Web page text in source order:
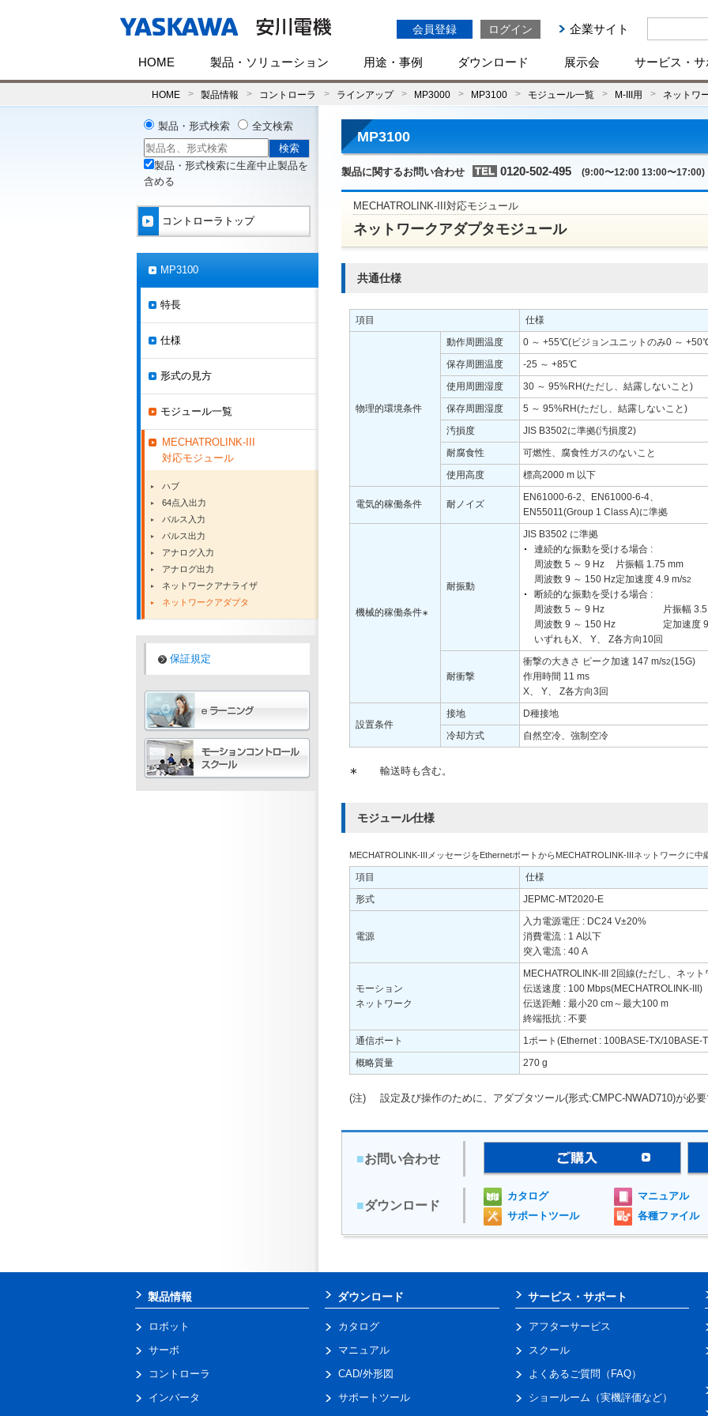
会員登録 ログイン 企業サイト
HOME 製品・ソリューション 用途・事例 ダウンロード 展示会 サービス・サ
HOME 製品情報 コントローラ ラインアップ MP3000 MP3100 モジュール一覧 M-III用 ネットワ
MP3100
製品に関するお問い合わせ 0120-502-495 (9:00〜12:00 13:00〜17:00)
MECHATROLINK-III対応モジュール
ネットワークアダプタモジュール
共通仕様
項目 仕様
物理的環境条件
動作周囲温度
0 ～ +55℃(ビジョンユニットのみ0 ～
保存周囲温度
-25 ～ +85℃
使用周囲湿度
30 ～ 95%RH(ただし、結露しないこと)
保存周囲湿度
5 ～ 95%RH(ただし、結露しないこと)
汚損度
JIS B3502に準拠(汚損度2)
耐腐食性
可燃性、腐食性ガスのないこと
使用高度
標高2000 m 以下
電気的稼働条件 耐ノイズ
EN61000-6-2、EN61000-6-4、
EN55011(Group 1 Class A)に準拠
機械的稼働条件∗
耐振動
JIS B3502 に準拠
連続的な振動を受ける場合 :
周波数 5 ～ 9 Hz
片振幅 1.75 mm
周波数 9 ～ 150 Hz定加速度 4.9 m/s2
断続的な振動を受ける場合 :
周波数 5 ～ 9 Hz
片振幅
周波数 9 ～ 150 Hz
定加速度
いずれもX、 Y、 Z各方向10回
耐衝撃
衝撃の大きさ ピーク加速 147 m/s2(15G)
作用時間 11 ms
X、 Y、 Z各方向3回
設置条件
接地
D種接地
冷却方式
自然空冷、強制空冷
∗ 輸送時も含む。
モジュール仕様
MECHATROLINK-IIIメッセージをEthernetポートからMECHATROLINK-IIIネットワークに中
項目
仕様
形式
JEPMC-MT2020-E
電源
入力電源電圧 : DC24 V±20%
消費電流 : 1 A以下
突入電流 : 40 A
モーション
ネットワーク
MECHATROLINK-III 2回線(ただし、ネッ
伝送速度 : 100 Mbps(MECHATROLINK-III)
伝送距離 : 最小20 cm～最大100 m
終端抵抗 : 不要
通信ポート
1ポート(Ethernet : 100BASE-TX/10BASE-
概略質量
270 g
(注) 設定及び操作のために、アダプタツール(形式:CMPC-NWAD710)が必要
■お問い合わせ
■ダウンロード
カタログ マニュアル
サポートツール
各種ファイル
製品・形式検索 全文検索
製品・形式検索に生産中止製品を
含める
コントローラトップ
MP3100
特長
仕様
形式の見方
モジュール一覧
MECHATROLINK-III
対応モジュール
ハブ
64点入出力
パルス入力
パルス出力
アナログ入力
アナログ出力
ネットワークアナライザ
ネットワークアダプタ
保証規定
製品情報
ロボット
サーボ
コントローラ
インバータ
ダウンロード
カタログ
マニュアル
CAD/外形図
サポートツール
サービス・サポート
アフターサービス
スクール
よくあるご質問（FAQ）
ショールーム（実機評価など）